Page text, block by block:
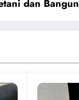
dan